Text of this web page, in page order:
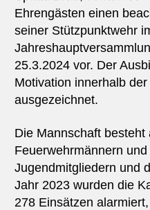
Ehrengästen einen
seiner Stützpunktwehr
25.3.2024 vor. Der
Motivation innerhalb
ausgezeichnet.
Die Mannschaft besteht
Feuerwehrmännern
Jugendmitgliedern und
Jahr 2023 wurden die
278 Einsätzen